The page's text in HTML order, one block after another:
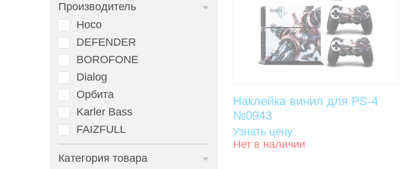
Наклейка винил для PS-4
№0943
Узнать цену
Нет в наличии
Производитель
Hoco
DEFENDER
BOROFONE
Dialog
Орбита
Karler Bass
FAIZFULL
Категория товара